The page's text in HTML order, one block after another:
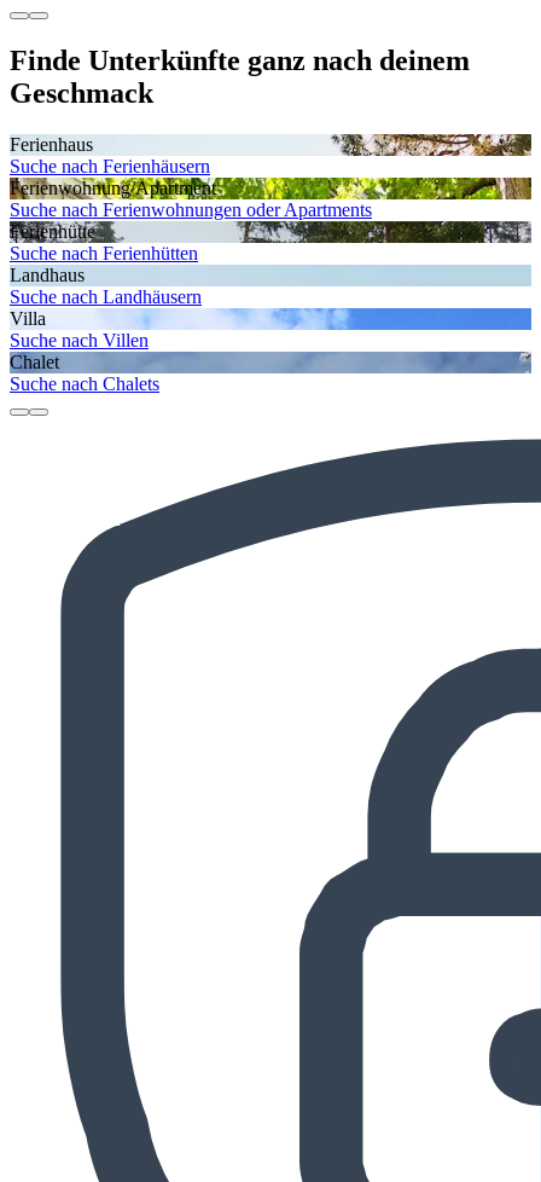
Finde Unterkünfte ganz nach deinem
Geschmack
Ferienhaus
Suche nach Ferienhäusern
Ferienwohnung/Apartment
Suche nach Ferienwohnungen oder Apartments
Ferienhütte
Suche nach Ferienhütten
Landhaus
Suche nach Landhäusern
Villa
Suche nach Villen
Chalet
Suche nach Chalets